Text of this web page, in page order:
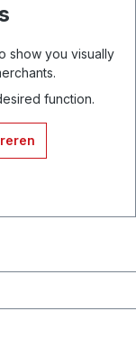
show you visually
function.